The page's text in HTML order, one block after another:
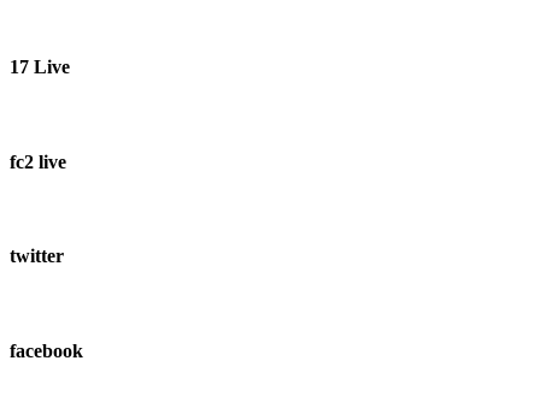
17 Live
fc2 live
twitter
facebook